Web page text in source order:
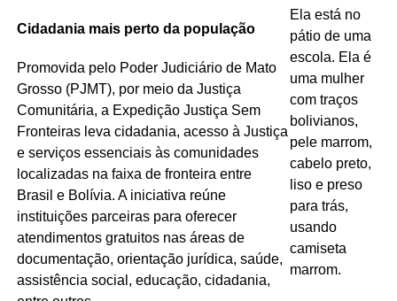
Cidadania mais perto da população
Promovida pelo Poder Judiciário de Mato
Grosso (PJMT), por meio da Justiça
Comunitária, a Expedição Justiça Sem
Fronteiras leva cidadania, acesso à Justiça
e serviços essenciais às comunidades
localizadas na faixa de fronteira entre
Brasil e Bolívia. A iniciativa reúne
instituições parceiras para oferecer
atendimentos gratuitos nas áreas de
documentação, orientação jurídica, saúde,
assistência social, educação, cidadania,